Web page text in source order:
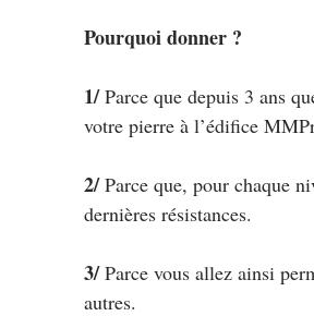
Pourquoi donner ?
1/ Parce que depuis 3 ans
votre pierre à l’édifice
2/ Parce que, pour chaque
dernières résistances.
3/ Parce vous allez ainsi
autres.